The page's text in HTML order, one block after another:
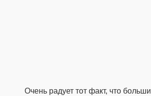
Очень радует тот факт, что